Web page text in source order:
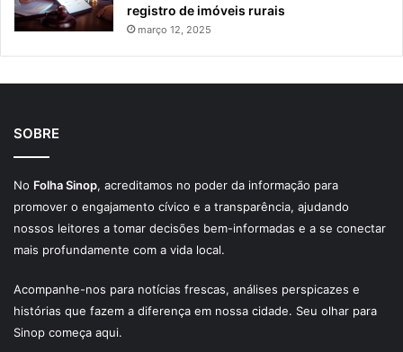
registro de imóveis rurais
março 12, 2025
SOBRE
No Folha Sinop, acreditamos no poder da informação para
promover o engajamento cívico e a transparência, ajudando
nossos leitores a tomar decisões bem-informadas e a se conectar
mais profundamente com a vida local.
Acompanhe-nos para notícias frescas, análises perspicazes e
histórias que fazem a diferença em nossa cidade. Seu olhar para
Sinop começa aqui.